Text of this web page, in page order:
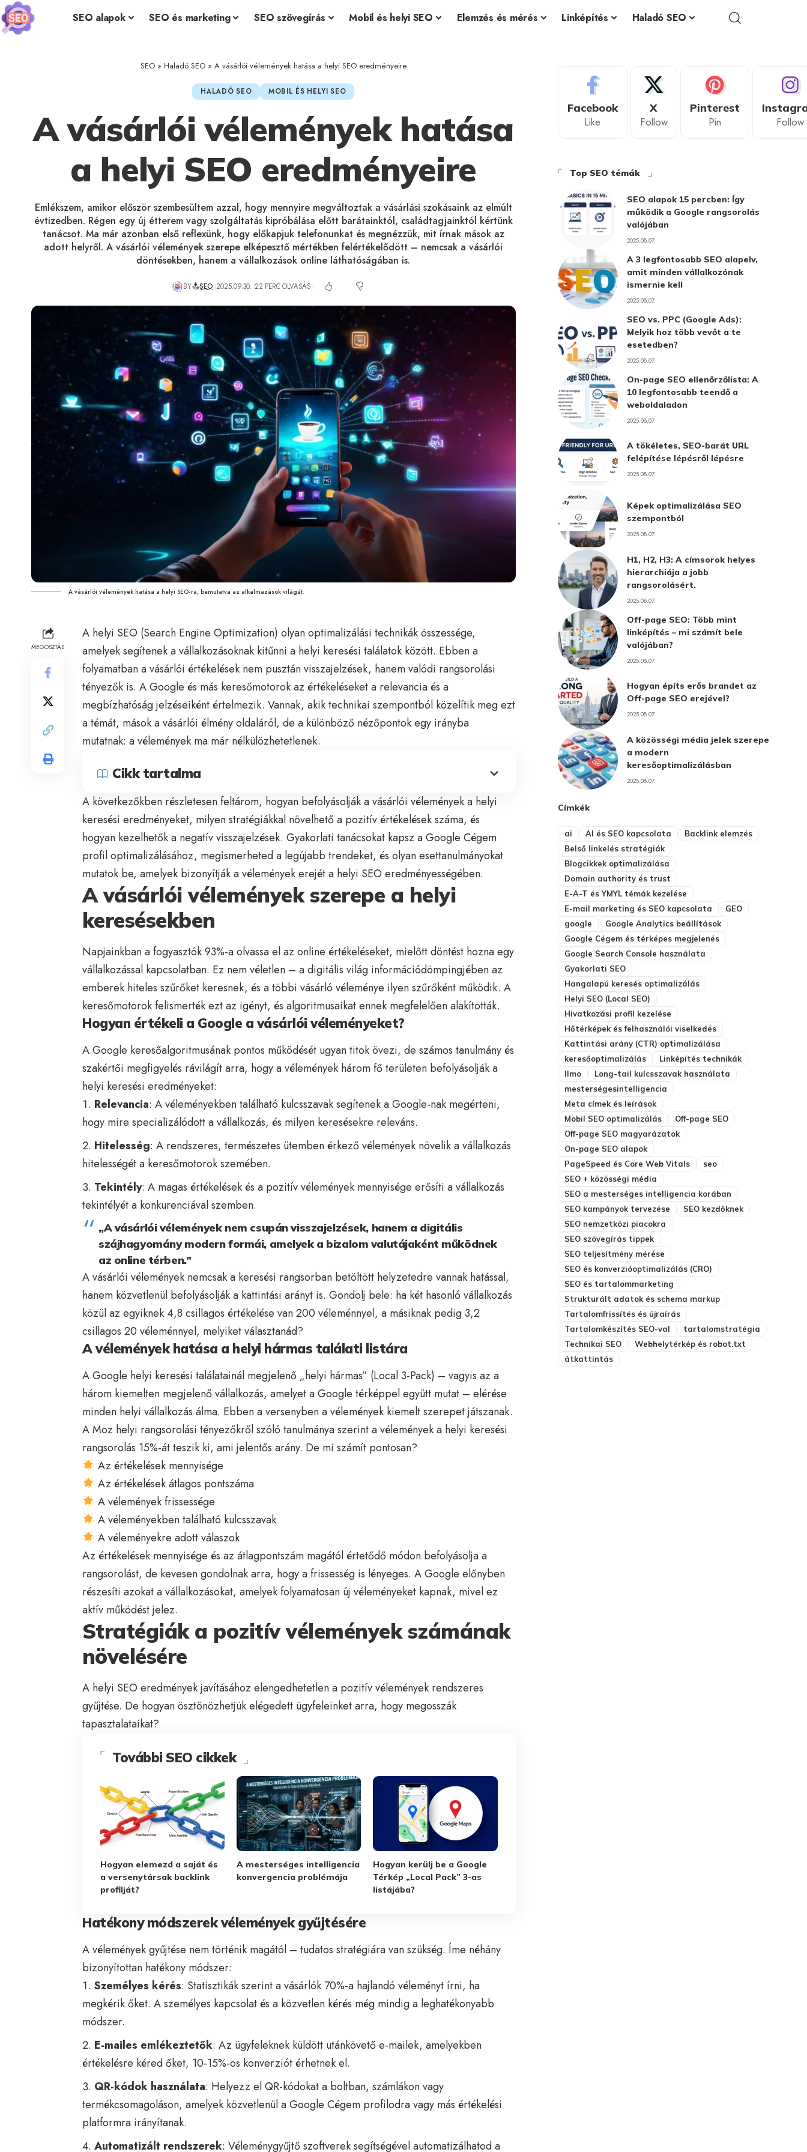
SEO alapok SEO és marketing SEO szövegírás Mobil és helyi SEO Elemzés és mérés Linképítés Haladó SEO
SEO» Haladó SEO» A vásárlói vélemények hatása a helyi SEO eredményeire
HALADÓ SEO MOBIL ÉS HELYI SEO
A vásárlói vélemények hatása
a helyi SEO eredményeire
Emlékszem, amikor először szembesültem azzal, hogy mennyire megváltoztak a vásárlási szokásaink az elmúlt
évtizedben. Régen egy új étterem vagy szolgáltatás kipróbálása előtt barátainktól, családtagjainktól kértünk
tanácsot. Ma már azonban első reflexünk, hogy előkapjuk telefonunkat és megnézzük, mit írnak mások az
adott helyről. A vásárlói vélemények szerepe elképesztő mértékben felértékelődött – nemcsak a vásárlói
döntésekben, hanem a vállalkozások online láthatóságában is.
BY SEO 2025.09.30. 22 PERC OLVASÁS
A vásárlói vélemények hatása a helyi SEO-ra, bemutatva az alkalmazások világát.
MEGOSZTÁS
A helyi SEO (Search Engine Optimization) olyan optimalizálási technikák összessége,
amelyek segítenek a vállalkozásoknak kitűnni a helyi keresési találatok között. Ebben a
folyamatban a vásárlói értékelések nem pusztán visszajelzések, hanem valódi rangsorolási
tényezők is. A Google és más keresőmotorok az értékeléseket a relevancia és a
megbízhatóság jelzéseiként értelmezik. Vannak, akik technikai szempontból közelítik meg ezt
a témát, mások a vásárlói élmény oldaláról, de a különböző nézőpontok egy irányba
mutatnak: a vélemények ma már nélkülözhetetlenek.
Cikk tartalma
A következőkben részletesen feltárom, hogyan befolyásolják a vásárlói vélemények a helyi
keresési eredményeket, milyen stratégiákkal növelhető a pozitív értékelések száma, és
hogyan kezelhetők a negatív visszajelzések. Gyakorlati tanácsokat kapsz aGoogle Cégem
profil optimalizálásához, megismerheted a legújabb trendeket, és olyan esettanulmányokat
mutatok be, amelyek bizonyítják a vélemények erejét a helyi SEO eredményességében.
A vásárlói vélemények szerepe a helyi
keresésekben
Napjainkban a fogyasztók 93%-a olvassa el az online értékeléseket, mielőtt döntést hozna egy
vállalkozással kapcsolatban. Ez nem véletlen – a digitális világ információdömpingjében az
emberek hiteles szűrőket keresnek, és a többi vásárló véleménye ilyen szűrőként működik. A
keresőmotorok felismerték ezt az igényt, és algoritmusaikat ennek megfelelően alakították.
Hogyan értékeli a Google a vásárlói véleményeket?
A Google keresőalgoritmusának pontos működését ugyan titok övezi, de számos tanulmány és
szakértői megfigyelés rávilágít arra, hogy a vélemények három fő területen befolyásolják a
helyi keresési eredményeket:
Relevancia: A véleményekben található kulcsszavak segítenek a Google-nak megérteni,
hogy mire specializálódott a vállalkozás, és milyen keresésekre releváns.
Hitelesség: A rendszeres, természetes ütemben érkező vélemények növelik a vállalkozás
hitelességét a keresőmotorok szemében.
Tekintély: A magas értékelések és a pozitív vélemények mennyisége erősíti a vállalkozás
tekintélyét a konkurenciával szemben.
„A vásárlói vélemények nem csupán visszajelzések, hanem a digitális
szájhagyomány modern formái, amelyek a bizalom valutájaként működnek
az online térben.”
A vásárlói vélemények nemcsak a keresési rangsorban betöltött helyzetedre vannak hatással,
hanem közvetlenül befolyásolják a kattintási arányt is. Gondolj bele: ha két hasonló vállalkozás
közül az egyiknek 4,8 csillagos értékelése van 200 véleménnyel, a másiknak pedig 3,2
csillagos 20 véleménnyel, melyiket választanád?
A vélemények hatása a helyi hármas találati listára
A Google helyi keresési találatainál megjelenő „helyi hármas” (Local 3-Pack) – vagyis az a
három kiemelten megjelenő vállalkozás, amelyet a Google térképpel együtt mutat – elérése
minden helyi vállalkozás álma. Ebben a versenyben a vélemények kiemelt szerepet játszanak.
A Moz helyi rangsorolási tényezőkről szóló tanulmánya szerint a vélemények a helyi keresési
rangsorolás 15%-át teszik ki, ami jelentős arány. De mi számít pontosan?
Az értékelések mennyisége
Az értékelések átlagos pontszáma
A vélemények frissessége
A véleményekben található kulcsszavak
A véleményekre adott válaszok
Az értékelések mennyisége és az átlagpontszám magától értetődő módon befolyásolja a
rangsorolást, de kevesen gondolnak arra, hogy a frissesség is lényeges. A Google előnyben
részesíti azokat a vállalkozásokat, amelyek folyamatosan új véleményeket kapnak, mivel ez
aktív működést jelez.
Stratégiák a pozitív vélemények számának
növelésére
A helyi SEO eredmények javításához elengedhetetlen a pozitív vélemények rendszeres
gyűjtése. De hogyan ösztönözhetjük elégedett ügyfeleinket arra, hogy megosszák
tapasztalataikat?
További SEO cikkek
Hogyan elemezd a saját és
a versenytársak backlink
profilját?
A mesterséges intelligencia
konvergencia problémája
Hogyan kerülj be a Google
Térkép „Local Pack” 3-as
listájába?
Hatékony módszerek vélemények gyűjtésére
A vélemények gyűjtése nem történik magától – tudatos stratégiára van szükség. Íme néhány
bizonyítottan hatékony módszer:
Személyes kérés: Statisztikák szerint a vásárlók 70%-a hajlandó véleményt írni, ha
megkérik őket. A személyes kapcsolat és a közvetlen kérés még mindig a leghatékonyabb
módszer.
E-mailes emlékeztetők: Az ügyfeleknek küldött utánkövető e-mailek, amelyekben
értékelésre kéred őket, 10-15%-os konverziót érhetnek el.
QR-kódok használata: Helyezz el QR-kódokat a boltban, számlákon vagy
termékcsomagoláson, amelyek közvetlenül a Google Cégem profilodra vagy más értékelési
platformra irányítanak.
Automatizált rendszerek: Véleménygyűjtő szoftverek segítségével automatizálhatod a
Facebook
Like
X
Follow
Pinterest
Pin Follow
Top SEO témák
SEO alapok 15 percben: Így
működik a Google rangsorolás
valójában
2025.08.07.
A 3 legfontosabb SEO alapelv,
amit minden vállalkozónak
ismernie kell
2025.08.07.
SEO vs. PPC (Google Ads):
Melyik hoz több vevőt a te
esetedben?
2025.08.07.
On-page SEO ellenőrzőlista: A
10 legfontosabb teendő a
weboldaladon
2025.08.07.
A tökéletes, SEO-barát URL
felépítése lépésről lépésre
2025.08.07.
Képek optimalizálása SEO
szempontból
2025.08.07.
H1, H2, H3: A címsorok helyes
hierarchiája a jobb
rangsorolásért.
2025.08.07.
Off-page SEO: Több mint
linképítés – mi számít bele
valójában?
2025.08.07.
Hogyan építs erős brandet az
Off-page SEO erejével?
2025.08.07.
A közösségi média jelek szerepe
a modern
keresőoptimalizálásban
2025.08.07.
Címkék
ai AI és SEO kapcsolata
Backlink elemzés
Belső linkelés stratégiák
Blogcikkek optimalizálása
Domain authority és trust
E-A-T és YMYL témák kezelése
E-mail marketing és SEO kapcsolata
GEO
google
Google Analytics beállítások
Google Cégem és térképes megjelenés
Google Search Console használata
Gyakorlati SEO
Hangalapú keresés optimalizálás
Helyi SEO (Local SEO)
Hivatkozási profil kezelése
Hőtérképek és felhasználói viselkedés
Kattintási arány (CTR) optimalizálása
keresőoptimalizálás
Linképítés technikák
llmo
Long-tail kulcsszavak használata
mesterségesintelligencia
Meta címek és leírások
Mobil SEO optimalizálás
Off-page SEO
Off-page SEO magyarázatok
On-page SEO alapok
PageSpeed és Core Web Vitals
seo
SEO + közösségi média
SEO a mesterséges intelligencia korában
SEO kampányok tervezése
SEO kezdőknek
SEO nemzetközi piacokra
SEO szövegírás tippek
SEO teljesítmény mérése
SEO és konverzióoptimalizálás (CRO)
SEO és tartalommarketing
Strukturált adatok és schema markup
Tartalomfrissítés és újraírás
Tartalomkészítés SEO-val
tartalomstratégia
Technikai SEO
Webhelytérkép és robot.txt
átkattintás